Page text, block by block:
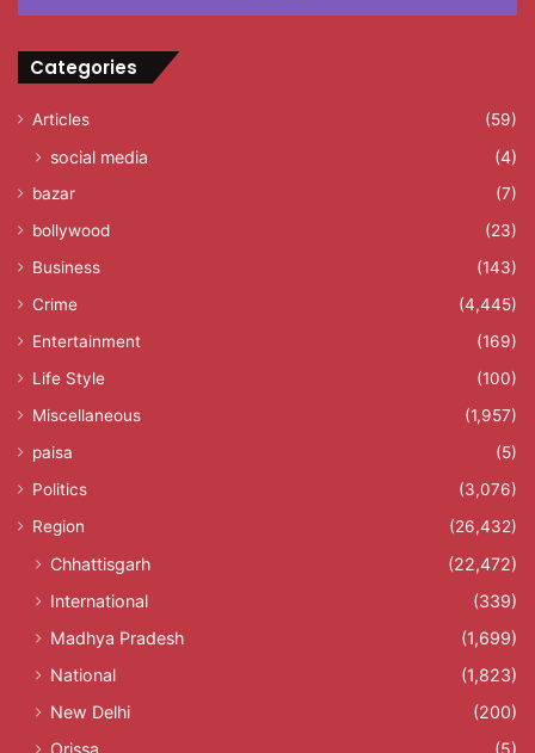
Categories
Articles (59)
social media (4)
bazar
(7)
bollywood
(23)
Business
(143)
Crime
(4,445)
Entertainment
(169)
Life Style
(100)
Miscellaneous
(1,957)
paisa
(5)
Politics
(3,076)
Region
(26,432)
Chhattisgarh
(22,472)
International
(339)
Madhya Pradesh
(1,699)
National
(1,823)
New Delhi
(200)